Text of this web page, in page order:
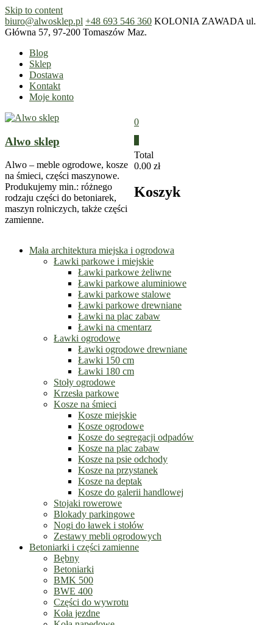
Skip to content
biuro@alwosklep.pl +48 693 546 360 KOLONIA ZAWADA ul.
Główna 57, 97-200 Tomaszów Maz.
Blog
Sklep
Dostawa
Kontakt
Moje konto
Alwo sklep
Alwo – meble ogrodowe, kosze
na śmieci, części maszynowe.
Produkujemy min.: różnego
rodzaju części do betoniarek,
maszyn rolniczych, także części
zamienne.
0
Total
0.00 zł
Koszyk
Mała architektura miejska i ogrodowa
Ławki parkowe i miejskie
Ławki parkowe żeliwne
Ławki parkowe aluminiowe
Ławki parkowe stalowe
Ławki parkowe drewniane
Ławki na plac zabaw
Ławki na cmentarz
Ławki ogrodowe
Ławki ogrodowe drewniane
Ławki 150 cm
Ławki 180 cm
Stoły ogrodowe
Krzesła parkowe
Kosze na śmieci
Kosze miejskie
Kosze ogrodowe
Kosze do segregacji odpadów
Kosze na plac zabaw
Kosze na psie odchody
Kosze na przystanek
Kosze na deptak
Kosze do galerii handlowej
Stojaki rowerowe
Blokady parkingowe
Nogi do ławek i stołów
Zestawy mebli ogrodowych
Betoniarki i części zamienne
Bębny
Betoniarki
BMK 500
BWE 400
Części do wywrotu
Koła jezdne